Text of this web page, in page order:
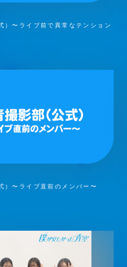
）〜ライブ前で異常なテンション
）〜ライブ直前のメンバー〜